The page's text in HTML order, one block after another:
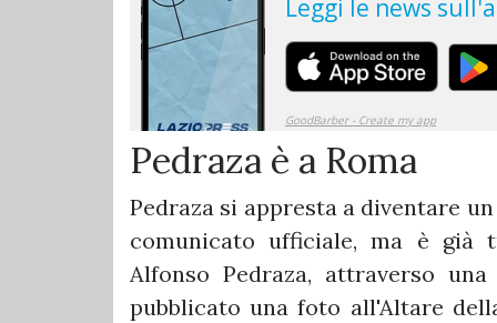
Pedraza è a Roma
Pedraza si appresta a diventare
comunicato ufficiale, ma è già
Alfonso Pedraza, attraverso
pubblicato una foto all'Altare